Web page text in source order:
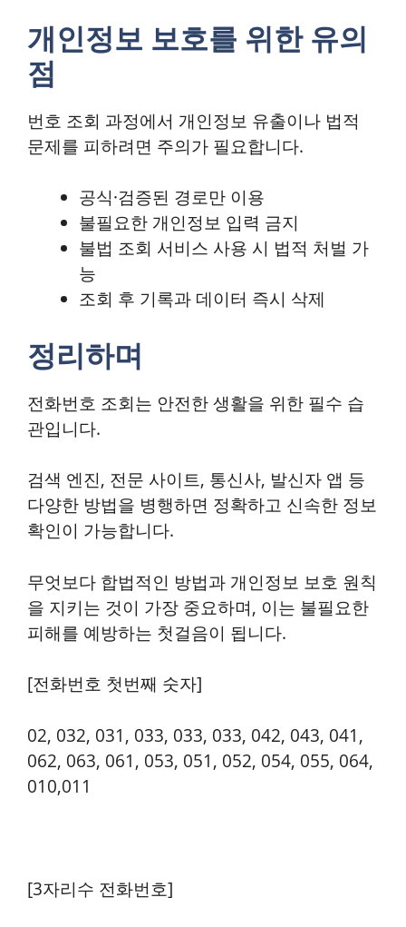
개인정보 보호를 위한 유의
점
번호 조회 과정에서 개인정보 유출이나 법적
문제를 피하려면 주의가 필요합니다.
공식·검증된 경로만 이용
불필요한 개인정보 입력 금지
불법 조회 서비스 사용 시 법적 처벌 가
능
조회 후 기록과 데이터 즉시 삭제
정리하며
전화번호 조회는 안전한 생활을 위한 필수 습
관입니다.
검색 엔진, 전문 사이트, 통신사, 발신자 앱 등
다양한 방법을 병행하면 정확하고 신속한 정보
확인이 가능합니다.
무엇보다 합법적인 방법과 개인정보 보호 원칙
을 지키는 것이 가장 중요하며, 이는 불필요한
피해를 예방하는 첫걸음이 됩니다.
[전화번호 첫번째 숫자]
02, 032, 031, 033, 033, 033, 042, 043, 041,
062, 063, 061, 053, 051, 052, 054, 055, 064,
010,011
[3자리수 전화번호]